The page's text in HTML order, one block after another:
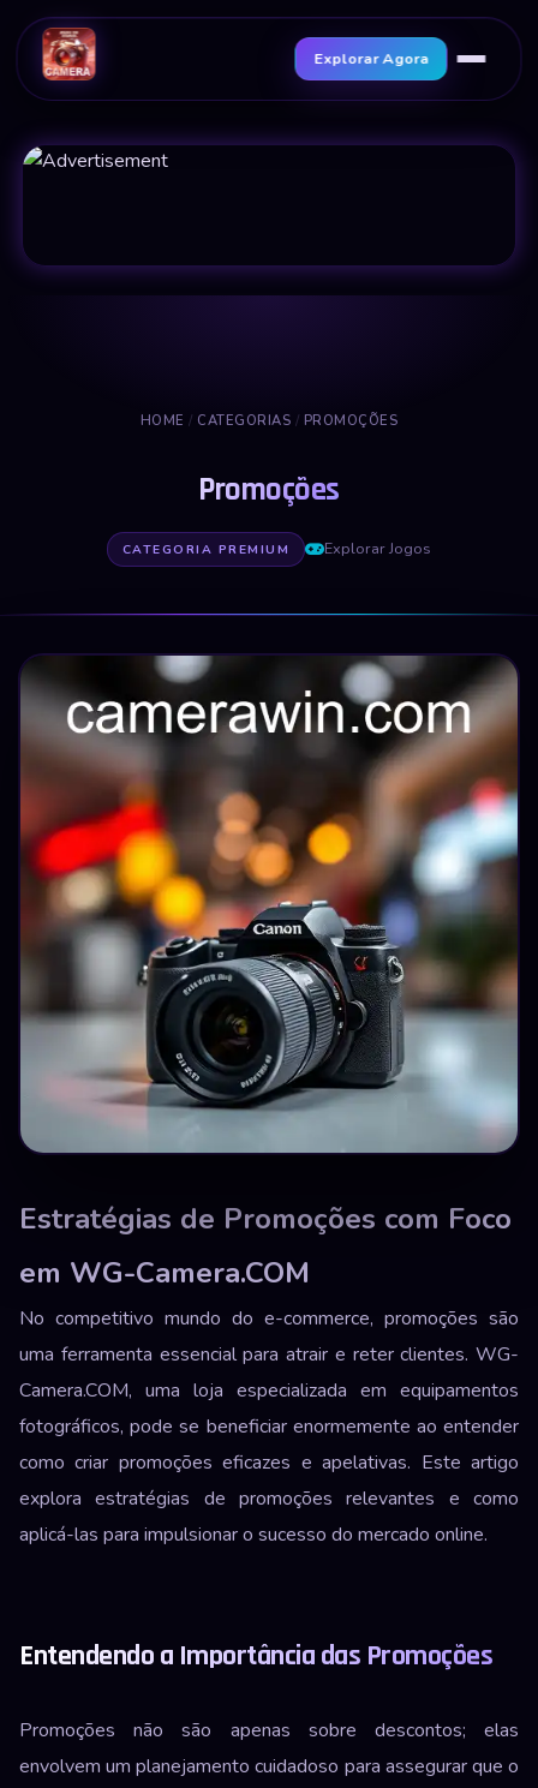
Explorar Agora
HOME / CATEGORIAS / PROMOÇÕES
Promoções
CATEGORIA PREMIUM Explorar Jogos
Estratégias de Promoções com Foco
em WG-Camera.COM
No competitivo mundo do e-commerce, promoções são
uma ferramenta essencial para atrair e reter clientes. WG-
Camera.COM, uma loja especializada em equipamentos
fotográficos, pode se beneficiar enormemente ao entender
como criar promoções eficazes e apelativas. Este artigo
explora estratégias de promoções relevantes e como
aplicá-las para impulsionar o sucesso do mercado online.
Entendendo a Importância das Promoções
Promoções não são apenas sobre descontos; elas
envolvem um planejamento cuidadoso para assegurar que o